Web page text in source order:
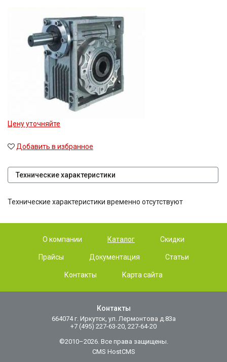
Цену уточняйте
Добавить в избранное
Технические характеристики
Технические характеристики временно отсутствуют
О компании Каталог Скидки
Прайсы Документация Статьи
Контакты Карта сайта
Контакты
664074 г. Иркутск, ул. Лермонтова д.83а
+7 (495) 227-63-20, 227-64-20
©2010–2026. Все права защищены.
CMS HostCMS